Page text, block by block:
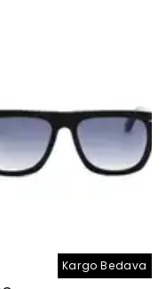
Kargo Bedava